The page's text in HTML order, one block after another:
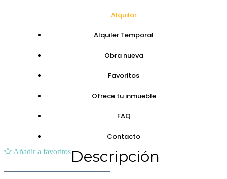
Alquilar
Alquiler Temporal
Obra nueva
Favoritos
Ofrece tu inmueble
FAQ
Contacto
Añadir a favoritosDescripción